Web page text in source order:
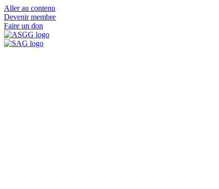
Aller au contenu
Devenir membre
Faire un don